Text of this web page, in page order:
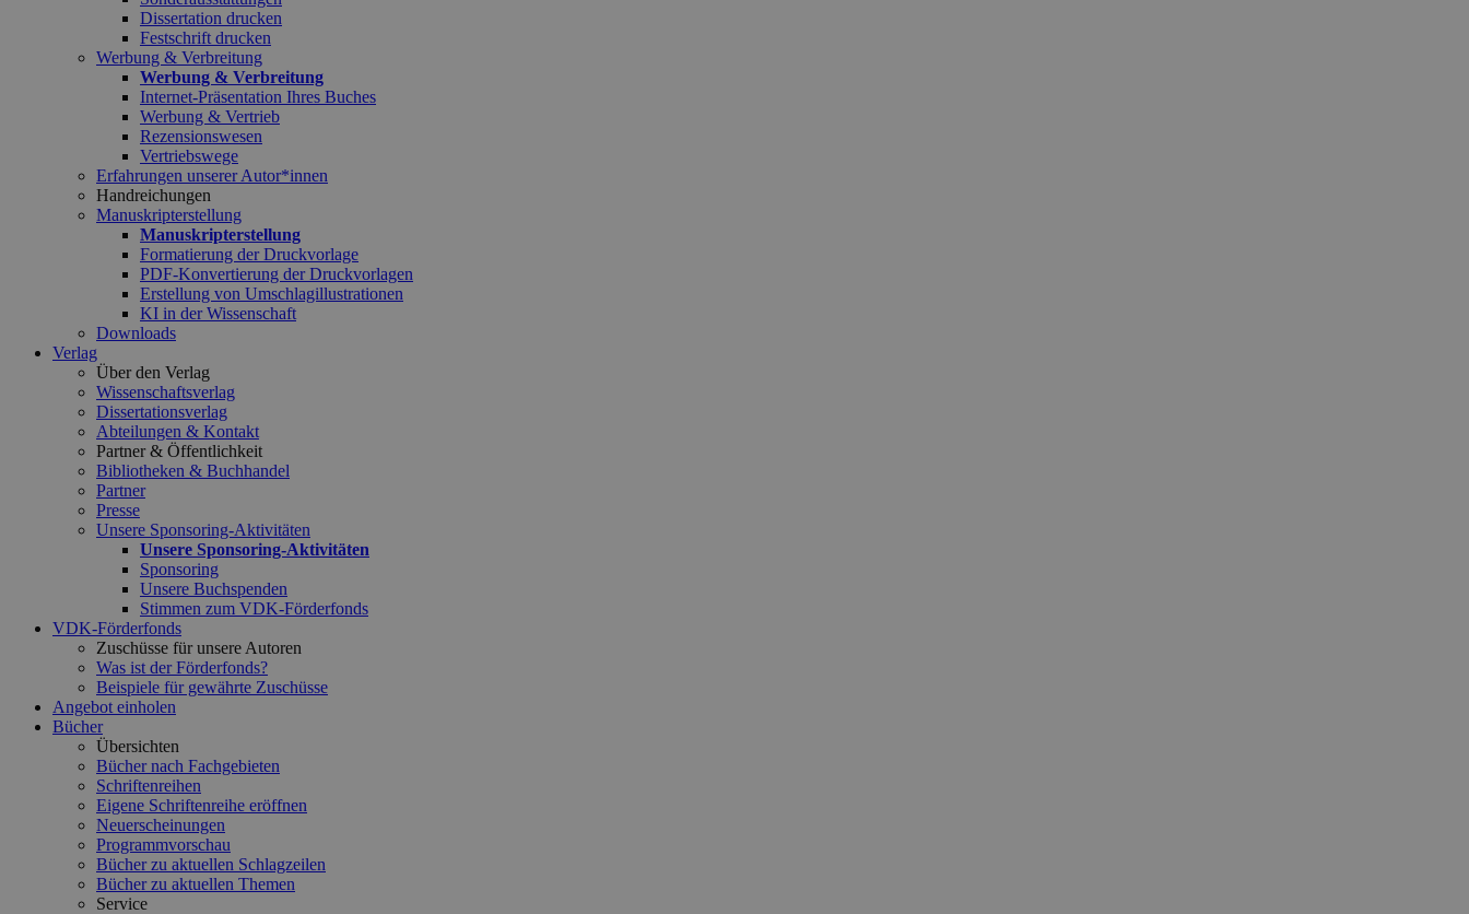
Dissertation drucken
Festschrift drucken
Werbung & Verbreitung
Werbung & Verbreitung
Internet-Präsentation Ihres Buches
Werbung & Vertrieb
Rezensionswesen
Vertriebswege
Erfahrungen unserer Autor*innen
Handreichungen
Manuskripterstellung
Manuskripterstellung
Formatierung der Druckvorlage
PDF-Konvertierung der Druckvorlagen
Erstellung von Umschlagillustrationen
KI in der Wissenschaft
Downloads
Verlag
Über den Verlag
Wissenschaftsverlag
Dissertationsverlag
Abteilungen & Kontakt
Partner & Öffentlichkeit
Bibliotheken & Buchhandel
Partner
Presse
Unsere Sponsoring-Aktivitäten
Unsere Sponsoring-Aktivitäten
Sponsoring
Unsere Buchspenden
Stimmen zum VDK-Förderfonds
VDK-Förderfonds
Zuschüsse für unsere Autoren
Was ist der Förderfonds?
Beispiele für gewährte Zuschüsse
Angebot einholen
Bücher
Übersichten
Bücher nach Fachgebieten
Schriftenreihen
Eigene Schriftenreihe eröffnen
Neuerscheinungen
Programmvorschau
Bücher zu aktuellen Schlagzeilen
Bücher zu aktuellen Themen
Service